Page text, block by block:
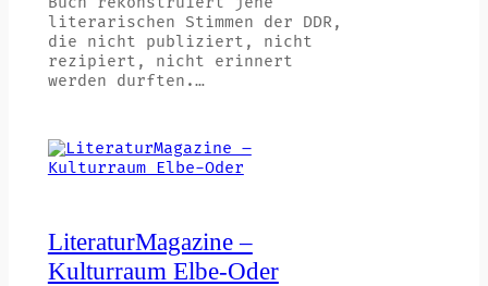
literarischen Stimmen der DDR,
die nicht publiziert, nicht
rezipiert, nicht erinnert
werden durften.…
LiteraturMagazine –
Kulturraum Elbe-Oder